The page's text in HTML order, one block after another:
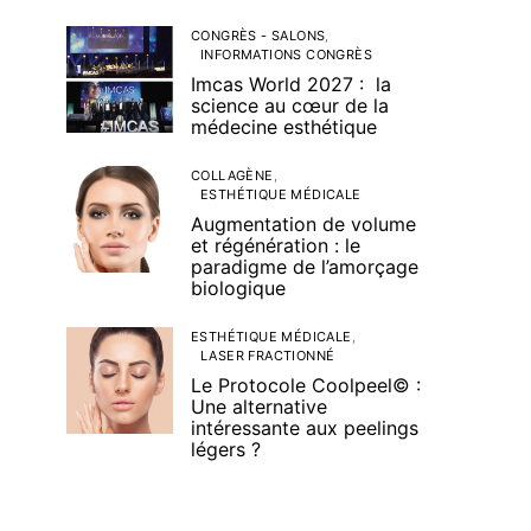
CONGRÈS - SALONS
INFORMATIONS CONGRÈS
Imcas World 2027 : la
science au cœur de la
médecine esthétique
COLLAGÈNE
ESTHÉTIQUE MÉDICALE
Augmentation de volume
et régénération : le
paradigme de l’amorçage
biologique
ESTHÉTIQUE MÉDICALE
LASER FRACTIONNÉ
Le Protocole Coolpeel© :
Une alternative
intéressante aux peelings
légers ?